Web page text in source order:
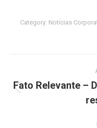
Category: Notícias
de
Fato Relevante –